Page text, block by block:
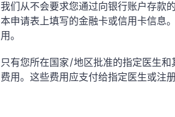
我们从不会要求您通过向银行账户存款
本申请表上填写的金融卡或信用卡信息
用。
只有您所在国家/地区批准的指定医生
费用。这些费用应支付给指定医生或注